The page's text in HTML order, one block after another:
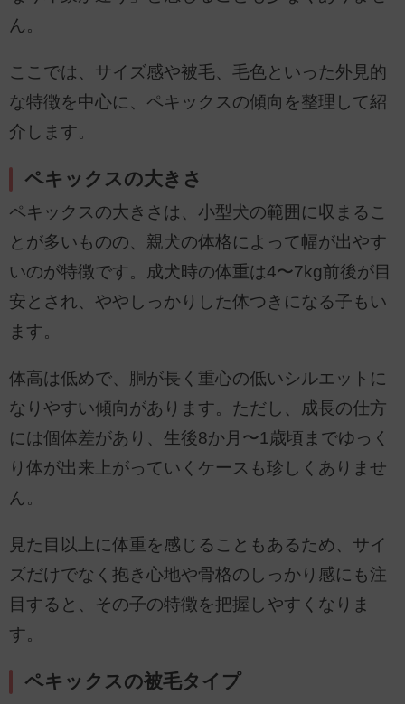
ん。
ここでは、サイズ感や被毛、毛色といった外見的
な特徴を中心に、ペキックスの傾向を整理して紹
介します。
ペキックスの大きさ
ペキックスの大きさは、小型犬の範囲に収まるこ
とが多いものの、親犬の体格によって幅が出やす
いのが特徴です。成犬時の体重は4〜7kg前後が目
安とされ、ややしっかりした体つきになる子もい
ます。
体高は低めで、胴が長く重心の低いシルエットに
なりやすい傾向があります。ただし、成長の仕方
には個体差があり、生後8か月〜1歳頃までゆっく
り体が出来上がっていくケースも珍しくありませ
ん。
見た目以上に体重を感じることもあるため、サイ
ズだけでなく抱き心地や骨格のしっかり感にも注
目すると、その子の特徴を把握しやすくなりま
す。
ペキックスの被毛タイプ